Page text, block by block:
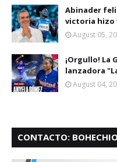
Abinader
victoria hizo
August 05,
¡Orgullo! La
lanzadora
August 04,
CONTACTO: